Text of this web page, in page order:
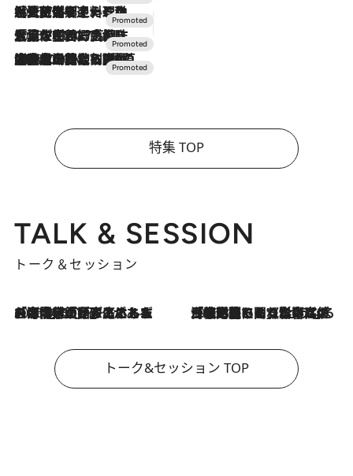
2026.7.24
【夏限定ディナーコース】旬を迎える稚鮎や花ズッキーニなどをイタリア・トスカーナの郷土料理の手法で満喫！
2026.7.17
「土佐和ハーブかき氷」がOMO7高知に登場！生姜、山椒、大葉など目にも舌にも涼を呼ぶ郷土の味
2026.7.10
NEW OPEN！【界 草津】名湯の地に誕生。趣の異なる2種の温泉と上州ならではの会席・蕎麦割烹など美食を味わう究極の癒やし旅
特集 TOP
TALK & SESSION
トーク＆セッション
2026.8.3
「今後値上げがあるとすれば…」「リスクがあるのは今年の冬」エネルギー専門家が語る、ホルムズ海峡封鎖が家庭にもたらす“ある心配” 2026.8.3
「住宅建てられない…」「サーチャージ料の高値が続いている」ホルムズ海峡封鎖による影響はいつまで続く？《エネルギー専門家に聞く“どうなる日本の暮らし”》
トーク&セッション TOP